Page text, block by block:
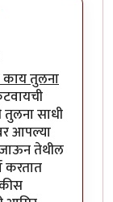
जेम्स वांड
काय तुलना
साधी
आपल्या
तेथील
करतात